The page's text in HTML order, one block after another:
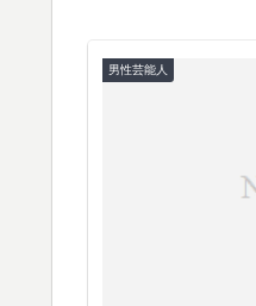
男性芸能人